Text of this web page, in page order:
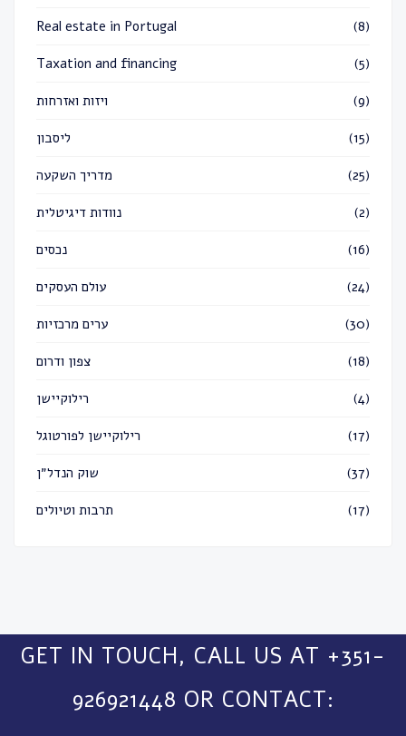
Real estate in Portugal (8)
Taxation and financing (5)
ויזות ואזרחות (9)
ליסבון (15)
מדריך השקעה (25)
נוודות דיגיטלית (2)
נכסים (16)
עולם העסקים (24)
ערים מרכזיות (30)
צפון ודרום (18)
רילוקיישן (4)
רילוקיישן לפורטוגל (17)
שוק הנדל״ן (37)
תרבות וטיולים (17)
GET IN TOUCH, CALL US AT +351-
926921448 OR CONTACT: